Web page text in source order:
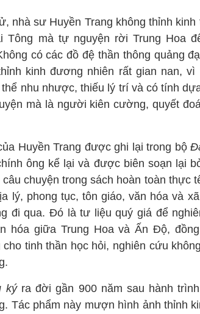
nhà sư Huyền Trang không thỉnh kinh
Tông mà tự nguyện rời Trung Hoa
có các đồ đệ thần thông quảng
kinh đương nhiên rất gian nan, vì
thể nhu nhược, thiếu lý trí và có tính
mà là người kiên cường, quyết
Huyền Trang được ghi lại trong bộ
ông kể lại và được biên soạn lại
chuyện trong sách hoàn toàn thực
lý, phong tục, tôn giáo, văn hóa và
đi qua. Đó là tư liệu quý giá để
hóa giữa Trung Hoa và Ấn Độ,
cho tinh thần học hỏi, nghiên cứu
kýra đời gần 900 năm sau hành
Tác phẩm này mượn hình ảnh thỉnh